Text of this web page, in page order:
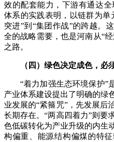
效的配套能力，下游有通达全
体系的实践表明，以链群为
突进”到“集团作战”的跨越。
全的战略需要，也是河南从“
之路。
（四）绿色决定成色，必
“着力加强生态环境保护”
产业体系建设提出了明确的绿
业发展的“紧箍咒”，先发展后
长期存在。“两高四着力”则要
色低碳转化为产业升级的内生
构偏重、能源结构偏煤的特